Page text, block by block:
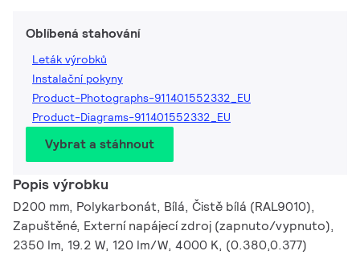
Oblíbená stahování
Leták výrobků
Instalační pokyny
Product-Photographs-911401552332_EU
Product-Diagrams-911401552332_EU
Vybrat a stáhnout
Popis výrobku
D200 mm, Polykarbonát, Bílá, Čistě bílá (RAL9010),
Zapuštěné, Externí napájecí zdroj (zapnuto/vypnuto),
2350 lm, 19.2 W, 120 lm/W, 4000 K, (0.380,0.377)